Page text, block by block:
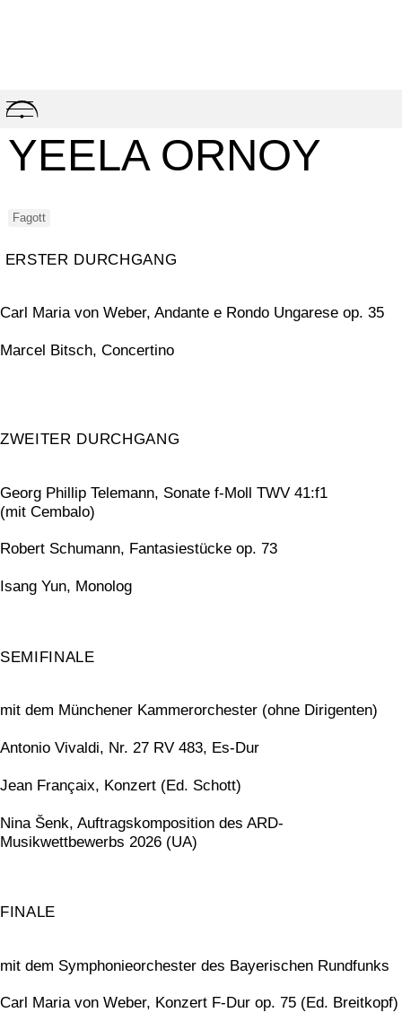
Skip
to
content
YEELA ORNOY
Fagott
ERSTER DURCHGANG
Carl Maria von Weber, Andante e Rondo Ungarese op. 35
Marcel Bitsch, Concertino
ZWEITER DURCHGANG
Georg Phillip Telemann, Sonate f-Moll TWV 41:f1
(mit Cembalo)
Robert Schumann, Fantasiestücke op. 73
Isang Yun, Monolog
SEMIFINALE
mit dem Münchener Kammerorchester (ohne Dirigenten)
Antonio Vivaldi, Nr. 27 RV 483, Es-Dur
Jean Françaix, Konzert (Ed. Schott)
Nina Šenk, Auftragskomposition des ARD-
Musikwettbewerbs 2026 (UA)
FINALE
mit dem Symphonieorchester des Bayerischen Rundfunks
Carl Maria von Weber, Konzert F-Dur op. 75 (Ed. Breitkopf)